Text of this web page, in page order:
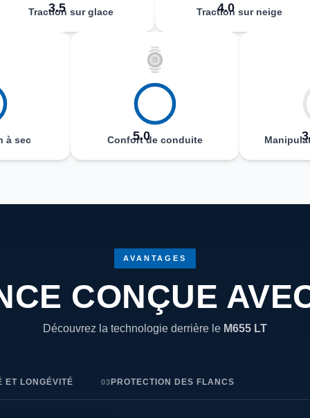
3.5
Traction sur glace 4.0
Traction sur neige
à sec 5.0
Confort de conduite
AVANTAGES
CONÇUE
Découvrez la technologie derrière le M655 LT
ET LONGÉVITÉ 03 PROTECTION DES FLANCS